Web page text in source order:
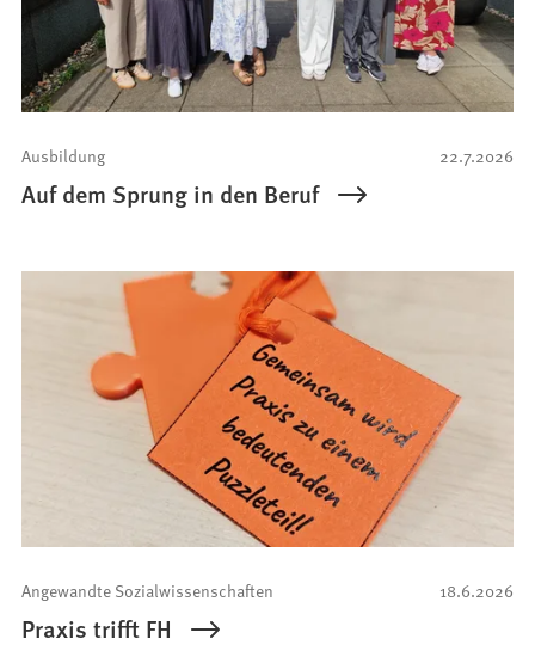
22.7.2026
Ausbildung
Auf dem Sprung in den Beruf
18.6.2026
Angewandte Sozialwissenschaften
Praxis trifft FH